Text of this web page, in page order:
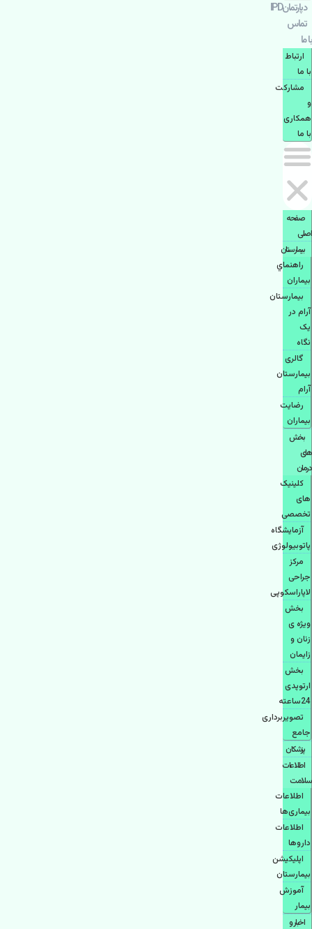
دپارتمانIPD
تماس
با ما
ارتباط
با ما
مشاركت
و
همكاری
با ما
صفحه
اصلی
بيمارستان
راهنماي
بیماران
بیمارستان
آرام در
یک
نگاه
گالری
بیمارستان
آرام
رضایت
بیماران
بخش
های
درمان
کلینیک
های
تخصصی
آزمایشگاه
پاتوبیولوژی
مرکز
جراحی
لاپاراسکوپی
بخش
ویژه ی
زنان و
زایمان
بخش
ارتوپدی
24ساعته
تصویربرداری
جامع
پزشكان
اطلاعات
سلامت
اطلاعات
بیماری‌ها
اطلاعات
دارو‌ها
اپليكيشن
بيمارستان
آموزش
بیمار
اخبار و